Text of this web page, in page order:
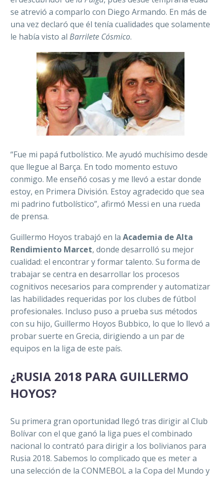
se atrevió a comparlo con Diego Armando. En más de
una vez declaró que él tenía cualidades que solamente
le había visto al Barrilete Cósmico.
“Fue mi papá futbolístico. Me ayudó muchísimo desde
que llegue al Barça. En todo momento estuvo
conmigo. Me enseñó cosas y me llevó a estar donde
estoy, en Primera División. Estoy agradecido que sea
mi padrino futbolístico”, afirmó Messi en una rueda
de prensa.
Guillermo Hoyos trabajó en la Academia de Alta
Rendimiento Marcet, donde desarrolló su mejor
cualidad: el encontrar y formar talento. Su forma de
trabajar se centra en desarrollar los procesos
cognitivos necesarios para comprender y automatizar
las habilidades requeridas por los clubes de fútbol
profesionales. Incluso puso a prueba sus métodos
con su hijo, Guillermo Hoyos Bubbico, lo que lo llevó a
probar suerte en Grecia, dirigiendo a un par de
equipos en la liga de este país.
¿RUSIA 2018 PARA GUILLERMO
HOYOS?
Su primera gran oportunidad llegó tras dirigir al Club
Bolívar con el que ganó la liga pues el combinado
nacional lo contrató para dirigir a los bolivianos para
Rusia 2018. Sabemos lo complicado que es meter a
una selección de la CONMEBOL a la Copa del Mundo y